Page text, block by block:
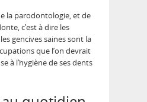
la parodontologie, et de
c’est à dire les
gencives saines sont la
que l’on devrait
à l’hygiène de ses dents